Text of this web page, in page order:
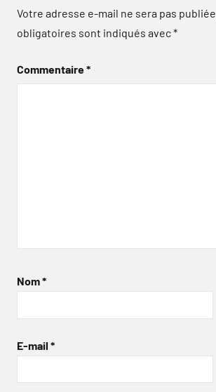
Votre adresse e-mail ne sera pas publiée.
obligatoires sont indiqués avec*
Commentaire*
Nom*
E-mail *